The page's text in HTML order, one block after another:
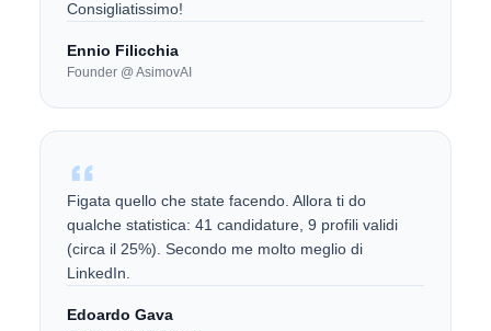
Consigliatissimo!
Ennio Filicchia
Founder @ AsimovAI
Figata quello che state facendo. Allora ti do
qualche statistica: 41 candidature, 9 profili validi
(circa il 25%). Secondo me molto meglio di
LinkedIn.
Edoardo Gava